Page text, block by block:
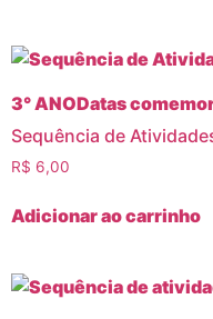
3° ANODatas
Sequência de
R$ 6,00
Adicionar ao carrinho